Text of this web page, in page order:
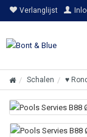
Verlanglijst
Schalen ♥ Rond